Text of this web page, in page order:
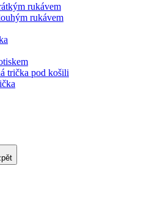
rukávem
rukávem
trička pod košili